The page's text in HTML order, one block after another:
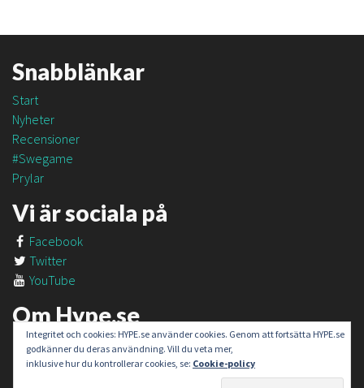
Snabblänkar
Start
Nyheter
Recensioner
#Swegame
Prylar
Vi är sociala på
Facebook
Twitter
YouTube
Om Hype.se
Om oss
Om #SweGame
Integritet och cookies: HYPE.se använder cookies. Genom att fortsätta HYPE.se
godkänner du deras användning. Vill du veta mer,
inklusive hur du kontrollerar cookies, se: Cookie-policy